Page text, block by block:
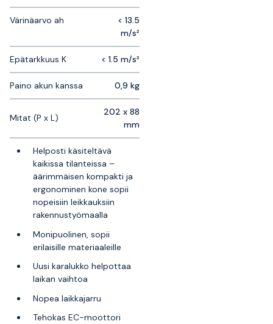
Värinäarvo ah
< 13.5
m/s²
Epätarkkuus K < 1.5 m/s²
Paino akun kanssa 0,9 kg
Mitat (P x L)
202 x 88
mm
Helposti käsiteltävä
kaikissa tilanteissa –
äärimmäisen kompakti ja
ergonominen kone sopii
nopeisiin leikkauksiin
rakennustyömaalla
Monipuolinen, sopii
erilaisille materiaaleille
Uusi karalukko helpottaa
laikan vaihtoa
Nopea laikkajarru
Tehokas EC-moottori